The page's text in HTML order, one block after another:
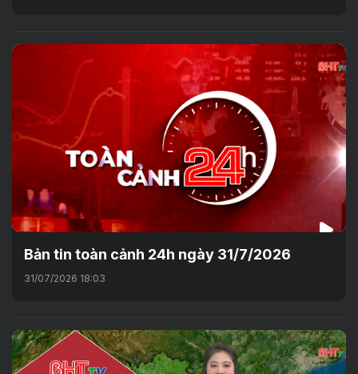
Bản tin toàn cảnh 24h ngày 31/7/2026
31/07/2026 18:03